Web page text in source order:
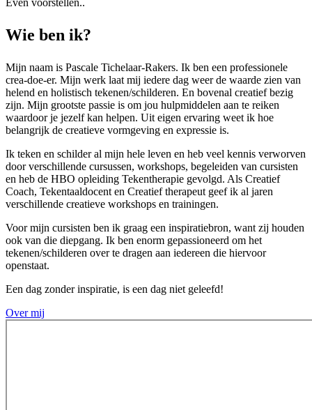
Even voorstellen..
Wie ben ik?
Mijn naam is Pascale Tichelaar-Rakers. Ik ben een professionele
crea-doe-er. Mijn werk laat mij iedere dag weer de waarde zien van
helend en holistisch tekenen/schilderen. En bovenal creatief bezig
zijn. Mijn grootste passie is om jou hulpmiddelen aan te reiken
waardoor je jezelf kan helpen. Uit eigen ervaring weet ik hoe
belangrijk de creatieve vormgeving en expressie is.
Ik teken en schilder al mijn hele leven en heb veel kennis verworven
door verschillende cursussen, workshops, begeleiden van cursisten
en heb de HBO opleiding Tekentherapie gevolgd. Als Creatief
Coach, Tekentaaldocent en Creatief therapeut geef ik al jaren
verschillende creatieve workshops en trainingen.
Voor mijn cursisten ben ik graag een inspiratiebron, want zij houden
ook van die diepgang. Ik ben enorm gepassioneerd om het
tekenen/schilderen over te dragen aan iedereen die hiervoor
openstaat.
Een dag zonder inspiratie, is een dag niet geleefd!
Over mij